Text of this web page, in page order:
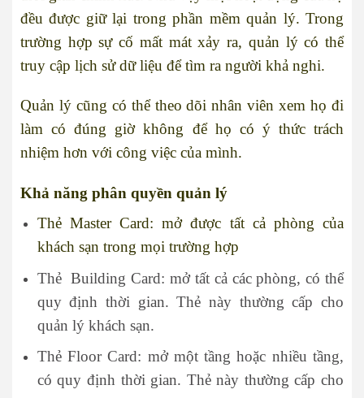
đều được giữ lại trong phần mềm quản lý. Trong
trường hợp sự cố mất mát xảy ra, quản lý có thể
truy cập lịch sử dữ liệu để tìm ra người khả nghi.
Quản lý cũng có thể theo dõi nhân viên xem họ đi
làm có đúng giờ không để họ có ý thức trách
nhiệm hơn với công việc của mình.
Khả năng phân quyền quản lý
Thẻ Master Card: mở được tất cả phòng của
khách sạn trong mọi trường hợp
Thẻ Building Card: mở tất cả các phòng, có thể
quy định thời gian. Thẻ này thường cấp cho
quản lý khách sạn.
Thẻ Floor Card: mở một tầng hoặc nhiều tầng,
có quy định thời gian. Thẻ này thường cấp cho